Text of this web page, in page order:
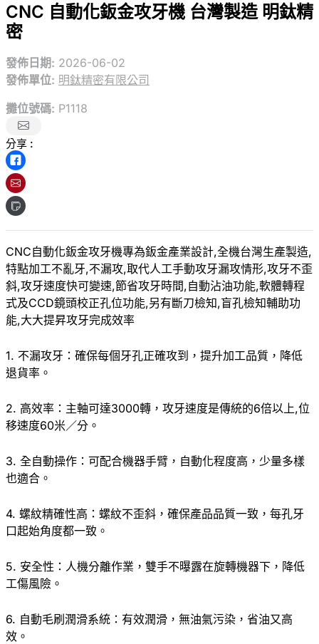
CNC 自動化鈑金攻牙機 台灣製造 明鈦精
密
發佈日期: 2026-06-02
發佈單位: 明鈦精密有限公司
攤位號碼: P1118
分享 :
CNC自動化鈑金攻牙機專為鈑金產業設計,全機台灣生產製造,
特點加工不亂牙,不漏攻,取代人工手動攻牙漏攻情形,攻牙不歪
斜,攻牙速度快可變速,節省攻牙時間,自動沾油功能,軟體轉程
式及CCD鏡頭校正孔位功能,另有斷刀檢知,盲孔檢知輔助功
能,大大提昇攻牙完成效率
1. 不漏攻牙：確保每個牙孔正確攻到，提升加工品質，降低
退貨率。
2. 高效率：主軸可達3000轉，攻牙速度是傳統的6倍以上,位
移速度60米／分。
3. 全自動操作：可配合機器手臂，自動化程度高，少量多樣
也適合。
4. 螺紋精確性高：螺紋不歪斜，確保產品品質一致，每孔牙
口起始角度都一致。
5. 安全性：人機分離作業，雙手不曝露在旋轉機器下，降低
工傷風險。
6. 自動毛刷潤滑系統：有效潤滑，無油氣污染，省油又高
效。